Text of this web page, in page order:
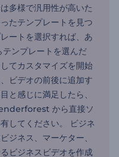
多様で汎用性が高いた
たテンプレートを見つ
ートを選択すれば、あ
ンプレートを選んだ
てカスタマイズを開始
ビデオの前後に追加す
と感じに満足したら、
から直接ソ
してください。 ビジネ
ジネス、マーケター、
ビジネスビデオを作成